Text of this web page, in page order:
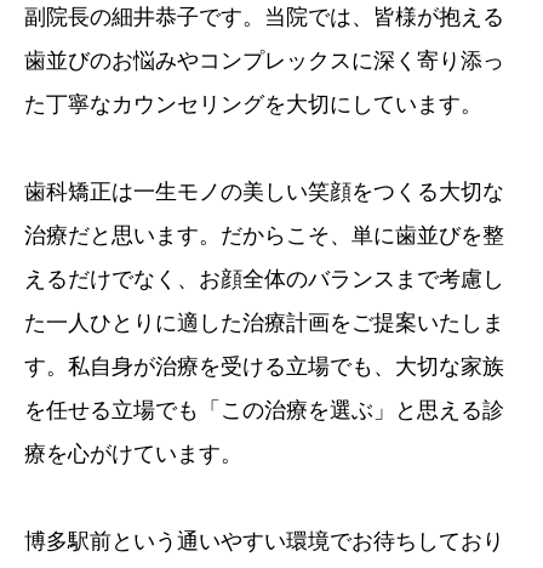
副院長の細井恭子です。当院では、皆様が抱える
歯並びのお悩みやコンプレックスに深く寄り添っ
た丁寧なカウンセリングを大切にしています。
歯科矯正は一生モノの美しい笑顔をつくる大切な
治療だと思います。だからこそ、単に歯並びを整
えるだけでなく、お顔全体のバランスまで考慮し
た一人ひとりに適した治療計画をご提案いたしま
す。私自身が治療を受ける立場でも、大切な家族
を任せる立場でも「この治療を選ぶ」と思える診
療を心がけています。
博多駅前という通いやすい環境でお待ちしており